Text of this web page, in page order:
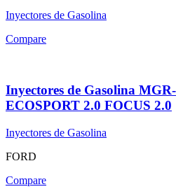
Inyectores de Gasolina
Compare
Inyectores de Gasolina
ECOSPORT 2.0 FOCUS 2.0
Inyectores de Gasolina
FORD
Compare